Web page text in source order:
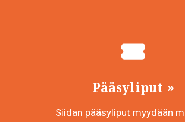
Pääsyliput
Siidan pääsyliput myydään